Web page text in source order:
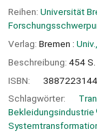
Reihen: Universität
Verlag: Bremen : Univ.,
Beschreibung: 454 S.
ISBN:
3887223144
Schlagwörter:
Bekleidungsindustrie